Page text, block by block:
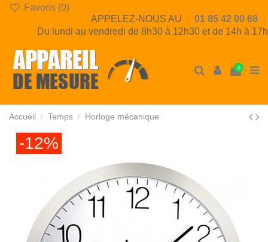
Favoris (0)
APPELEZ-NOUS AU
01 85 42 00 68
Du lundi au vendredi de 8h30 à 12h30 et de 14h à 17h
0
Accueil Temps Horloge mécanique
-12%